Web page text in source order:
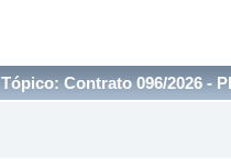
Tópico: Contrato 096/2026 -